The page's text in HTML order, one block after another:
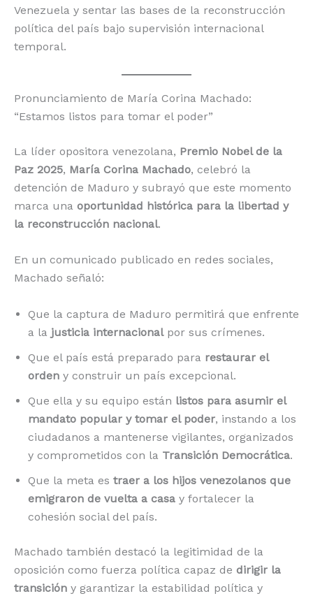
Venezuela y sentar las bases de la reconstrucción
política del país bajo supervisión internacional
temporal.
Pronunciamiento de María Corina Machado:
“Estamos listos para tomar el poder”
La líder opositora venezolana, Premio Nobel de la
Paz 2025, María Corina Machado, celebró la
detención de Maduro y subrayó que este momento
marca una oportunidad histórica para la libertad y
la reconstrucción nacional.
En un comunicado publicado en redes sociales,
Machado señaló:
Que la captura de Maduro permitirá que enfrente
a la justicia internacionalpor sus crímenes.
Que el país está preparado para restaurar el
orden y construir un país excepcional.
Que ella y su equipo están listos para asumir el
mandato popular y tomar el poder, instando a los
ciudadanos a mantenerse vigilantes, organizados
y comprometidos con la Transición Democrática.
Que la meta es traer a los hijos venezolanos que
emigraron de vuelta a casa y fortalecer la
cohesión social del país.
Machado también destacó la legitimidad de la
oposición como fuerza política capaz de dirigir la
transición y garantizar la estabilidad política y